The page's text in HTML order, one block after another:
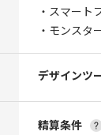
・スマート
・モンスタ
デザインツ
精算条件